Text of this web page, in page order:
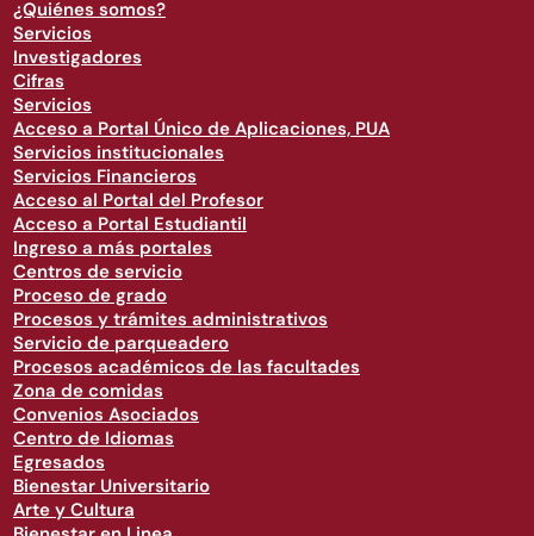
¿Quiénes somos?
Servicios
Investigadores
Cifras
Servicios
Acceso a Portal Único de Aplicaciones, PUA
Servicios institucionales
Servicios Financieros
Acceso al Portal del Profesor
Acceso a Portal Estudiantil
Ingreso a más portales
Centros de servicio
Proceso de grado
Procesos y trámites administrativos
Servicio de parqueadero
Procesos académicos de las facultades
Zona de comidas
Convenios Asociados
Centro de Idiomas
Egresados
Bienestar Universitario
Arte y Cultura